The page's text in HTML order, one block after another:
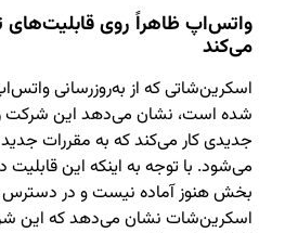
واتس‌اپ ظاهراً روی قابلیت‌های
می‌کند
اسکرین‌شاتی که از به‌روزرسانی
شده است، نشان می‌دهد این شرکت
جدیدی کار می‌کند که به مقررات جدید
می‌شود. با‌ توجه به اینکه این
بخش هنوز آماده نیست و در دسترس
اسکرین‌شات نشان می‌دهد که این